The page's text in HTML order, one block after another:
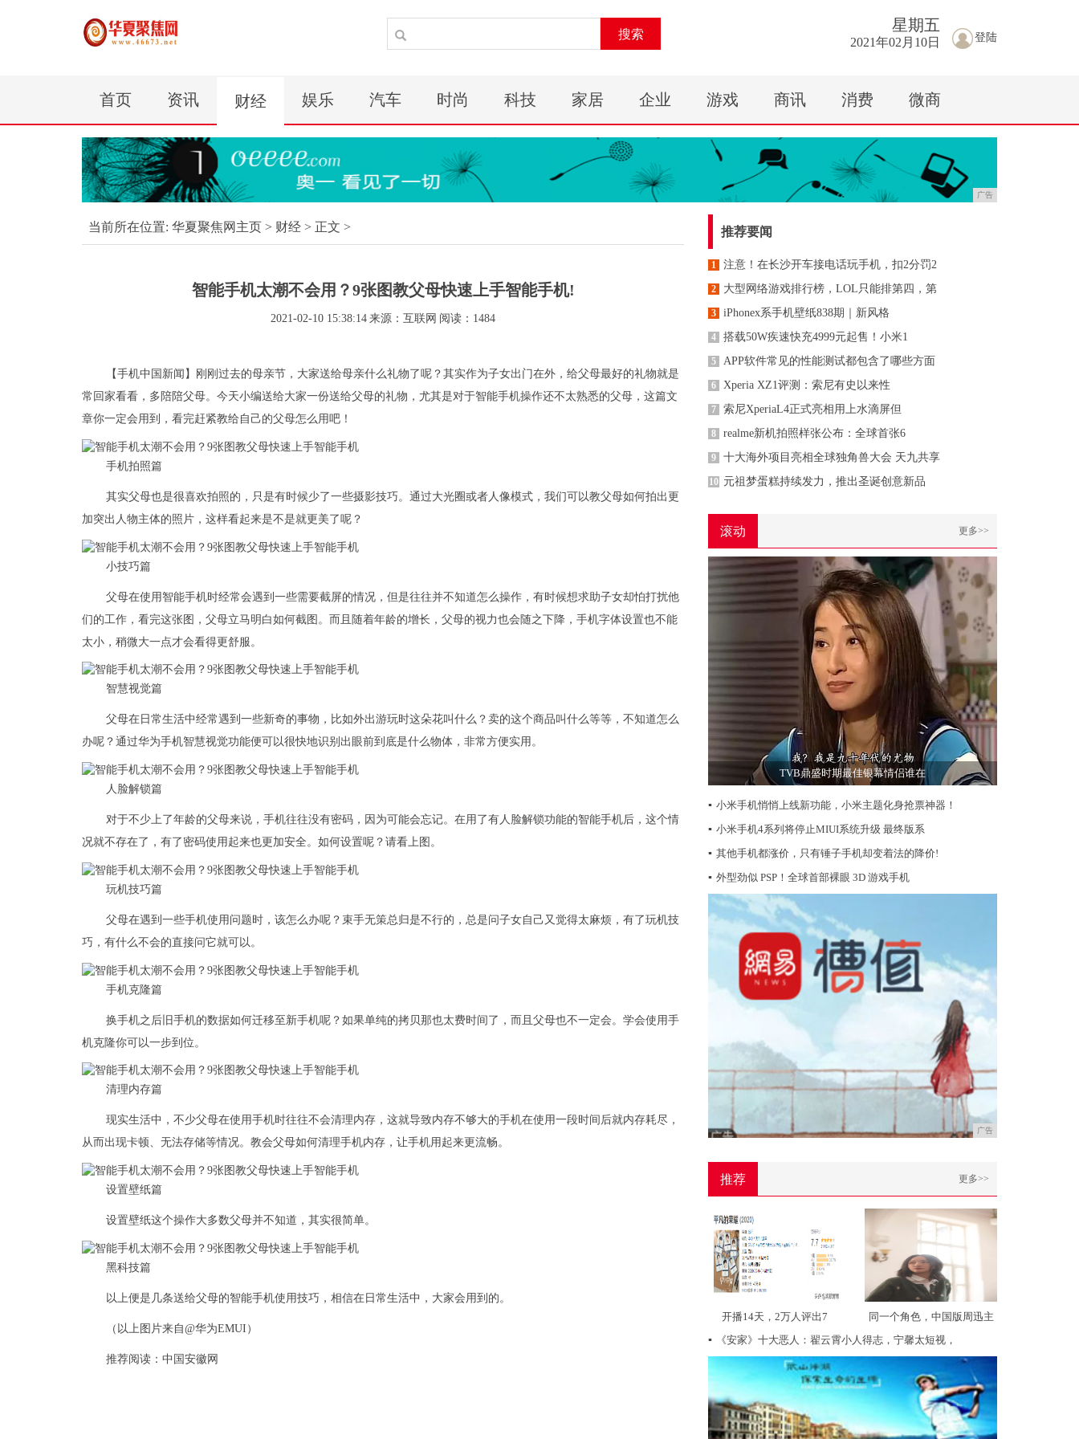
搜索 登陆
星期五
2021年02月10日
首页 资讯 财经 娱乐 汽车 时尚 科技 家居 企业 游戏 商讯 消费 微商
广告
当前所在位置: 华夏聚焦网主页 > 财经 > 正文 >
智能手机太潮不会用？9张图教父母快速上手智能手机!
2021-02-10 15:38:14 来源：互联网 阅读：1484
【手机中国新闻】刚刚过去的母亲节，大家送给母亲什么礼物了呢？其实作为子女出门在外，给父母最好的礼物就是
常回家看看，多陪陪父母。今天小编送给大家一份送给父母的礼物，尤其是对于智能手机操作还不太熟悉的父母，这篇文
章你一定会用到，看完赶紧教给自己的父母怎么用吧！
手机拍照篇
其实父母也是很喜欢拍照的，只是有时候少了一些摄影技巧。通过大光圈或者人像模式，我们可以教父母如何拍出更
加突出人物主体的照片，这样看起来是不是就更美了呢？
小技巧篇
父母在使用智能手机时经常会遇到一些需要截屏的情况，但是往往并不知道怎么操作，有时候想求助子女却怕打扰他
们的工作，看完这张图，父母立马明白如何截图。而且随着年龄的增长，父母的视力也会随之下降，手机字体设置也不能
太小，稍微大一点才会看得更舒服。
智慧视觉篇
父母在日常生活中经常遇到一些新奇的事物，比如外出游玩时这朵花叫什么？卖的这个商品叫什么等等，不知道怎么
办呢？通过华为手机智慧视觉功能便可以很快地识别出眼前到底是什么物体，非常方便实用。
人脸解锁篇
对于不少上了年龄的父母来说，手机往往没有密码，因为可能会忘记。在用了有人脸解锁功能的智能手机后，这个情
况就不存在了，有了密码使用起来也更加安全。如何设置呢？请看上图。
玩机技巧篇
父母在遇到一些手机使用问题时，该怎么办呢？束手无策总归是不行的，总是问子女自己又觉得太麻烦，有了玩机技
巧，有什么不会的直接问它就可以。
手机克隆篇
换手机之后旧手机的数据如何迁移至新手机呢？如果单纯的拷贝那也太费时间了，而且父母也不一定会。学会使用手
机克隆你可以一步到位。
清理内存篇
现实生活中，不少父母在使用手机时往往不会清理内存，这就导致内存不够大的手机在使用一段时间后就内存耗尽，
从而出现卡顿、无法存储等情况。教会父母如何清理手机内存，让手机用起来更流畅。
设置壁纸篇
设置壁纸这个操作大多数父母并不知道，其实很简单。
黑科技篇
以上便是几条送给父母的智能手机使用技巧，相信在日常生活中，大家会用到的。
（以上图片来自@华为EMUI）
推荐阅读： 中国安徽网
推荐要闻
1 注意！在长沙开车接电话玩手机，扣2分罚2
2 大型网络游戏排行榜，LOL只能排第四，第
3 iPhonex系手机壁纸838期｜新风格
4 搭载50W疾速快充4999元起售！小米1
5 APP软件常见的性能测试都包含了哪些方面
6 Xperia XZ1评测：索尼有史以来性
7 索尼XperiaL4正式亮相用上水滴屏但
8 realme新机拍照样张公布：全球首张6
9 十大海外项目亮相全球独角兽大会 天九共享
10 元祖梦蛋糕持续发力，推出圣诞创意新品
滚动 更多>>
TVB鼎盛时期最佳银幕情侣谁在
▪ 小米手机悄悄上线新功能，小米主题化身抢票神器！
▪ 小米手机4系列将停止MIUI系统升级 最终版系
▪ 其他手机都涨价，只有锤子手机却变着法的降价!
▪ 外型劲似 PSP！全球首部裸眼 3D 游戏手机
广告
推荐 更多>>
开播14天，2万人评出7
同一个角色，中国版周迅主
▪
《安家》十大恶人：翟云霄小人得志，宁馨太短视，